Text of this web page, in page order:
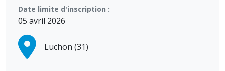
Date limite d'inscription :
05 avril 2026
Luchon (31)